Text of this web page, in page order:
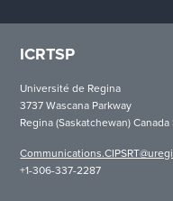
ICRTSP
Université de Regina
3737 Wascana Parkway
Regina (Saskatchewan) Canada
+1-306-337-2287